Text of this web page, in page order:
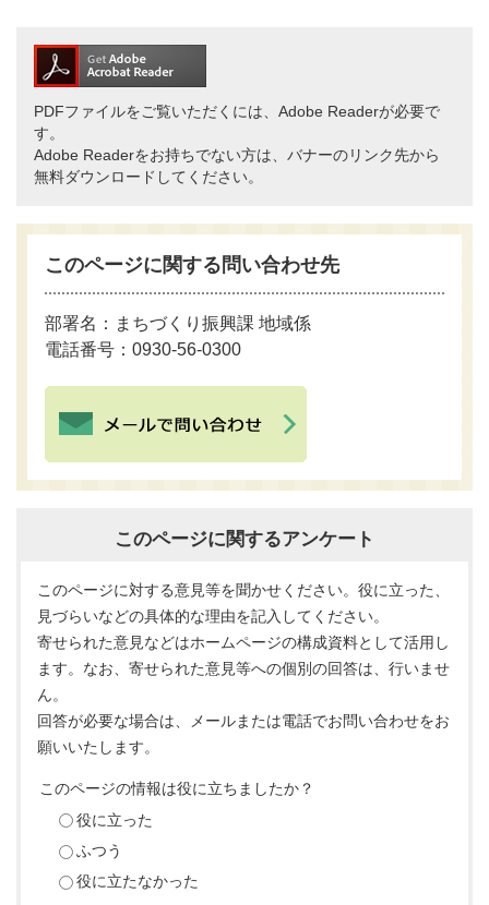
PDFファイルをご覧いただくには、Adobe Readerが必要で
す。
Adobe Readerをお持ちでない方は、バナーのリンク先から
無料ダウンロードしてください。
このページに関する問い合わせ先
部署名：まちづくり振興課 地域係
電話番号：0930-56-0300
このページに関するアンケート
このページに対する意見等を聞かせください。役に立った、
見づらいなどの具体的な理由を記入してください。
寄せられた意見などはホームページの構成資料として活用し
ます。なお、寄せられた意見等への個別の回答は、行いませ
ん。
回答が必要な場合は、メールまたは電話でお問い合わせをお
願いいたします。
このページの情報は役に立ちましたか？
役に立った
ふつう
役に立たなかった